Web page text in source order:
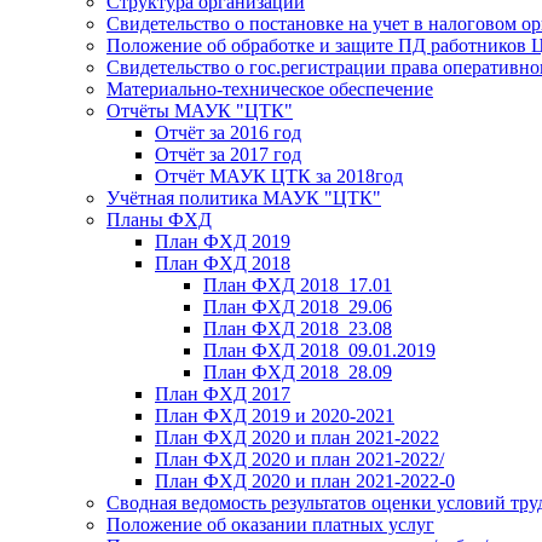
Свидетельство о постановке на учет в налоговом
Положение об обработке и защите ПД работников
Свидетельство о гос.регистрации права
Материально-техническое обеспечение
Отчёты МАУК "ЦТК"
Отчёт за 2016 год
Отчёт за 2017 год
Отчёт МАУК ЦТК за 2018год
Учётная политика МАУК "ЦТК"
Планы ФХД
План ФХД 2019
План ФХД 2018
План ФХД 2018_17.01
План ФХД 2018_29.06
План ФХД 2018_23.08
План ФХД 2018_09.01.2019
План ФХД 2018_28.09
План ФХД 2017
План ФХД 2019 и 2020-2021
План ФХД 2020 и план 2021-2022
План ФХД 2020 и план 2021-2022/
План ФХД 2020 и план 2021-2022-0
Сводная ведомость результатов оценки условий
Положение об оказании платных услуг